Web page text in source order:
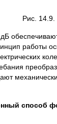
Рис. 14.9.
работы
способ